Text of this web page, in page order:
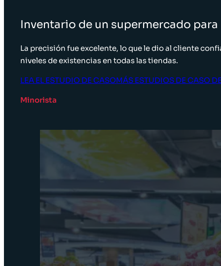
Inventario de un supermercado
La precisión fue excelente, lo que le dio al cliente
niveles de existencias en todas las tiendas.
LEA EL ESTUDIO DE CASOMÁS ESTUDIOS DE CASO
Minorista